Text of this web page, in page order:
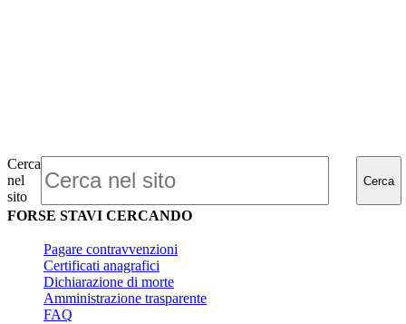
Cerca
nel
sito
Cerca
FORSE STAVI CERCANDO
Pagare contravvenzioni
Certificati anagrafici
Dichiarazione di morte
Amministrazione trasparente
FAQ